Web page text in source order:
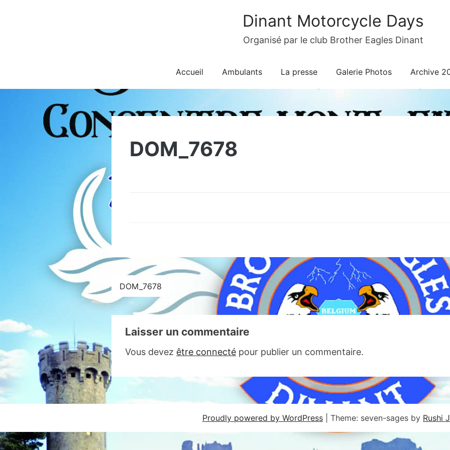
Dinant Motorcycle Days
Organisé par le club Brother Eagles Dinant
Accueil Ambulants La presse Galerie Photos Archive
DOM_7678
Navigation
de
l’article
DOM_7678
Laisser un commentaire
Vous devez être connecté pour publier un commentaire.
Proudly powered by WordPress Theme: seven-sages by Rushi